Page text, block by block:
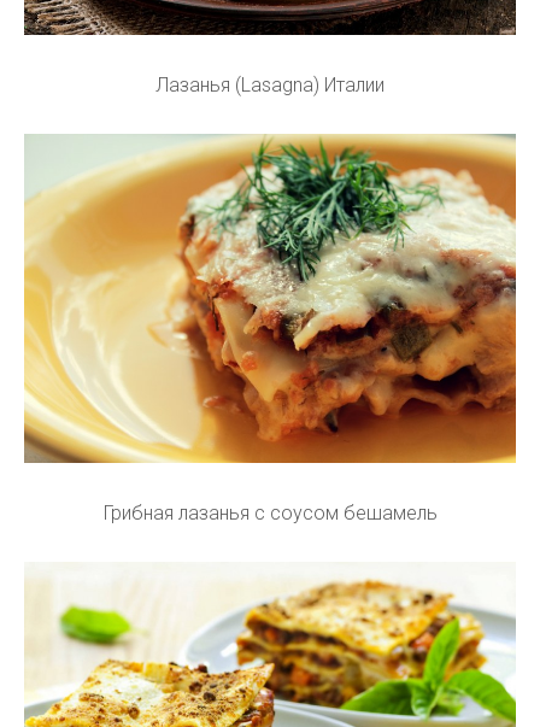
Лазанья (Lasagna) Италии
Грибная лазанья с соусом бешамель